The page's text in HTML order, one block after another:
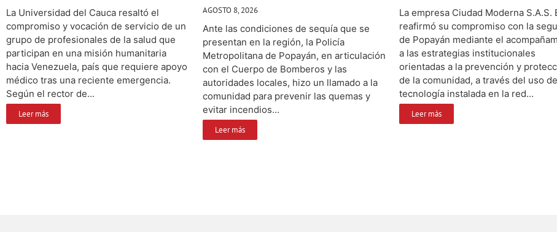
La Universidad del Cauca resaltó el
compromiso y vocación de servicio de un
grupo de profesionales de la salud que
participan en una misión humanitaria
hacia Venezuela, país que requiere apoyo
médico tras una reciente emergencia.
Según el rector de...
Leer más
AGOSTO 8, 2026
Ante las condiciones de sequía que se
presentan en la región, la Policía
Metropolitana de Popayán, en articulación
con el Cuerpo de Bomberos y las
autoridades locales, hizo un llamado a la
comunidad para prevenir las quemas y
evitar incendios...
Leer más
La empresa Ciudad Moderna S.A.S.
reafirmó su compromiso con la
de Popayán mediante el
a las estrategias institucionales
orientadas a la prevención y
de la comunidad, a través del uso de
tecnología instalada en la red...
Leer más